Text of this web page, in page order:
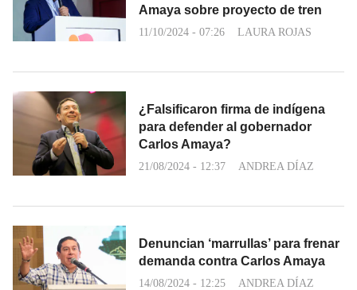
Amaya sobre proyecto de tren
11/10/2024 - 07:26 LAURA ROJAS
¿Falsificaron firma de indígena
para defender al gobernador
Carlos Amaya?
21/08/2024 - 12:37 ANDREA DÍAZ
Denuncian ‘marrullas’ para frenar
demanda contra Carlos Amaya
14/08/2024 - 12:25 ANDREA DÍAZ